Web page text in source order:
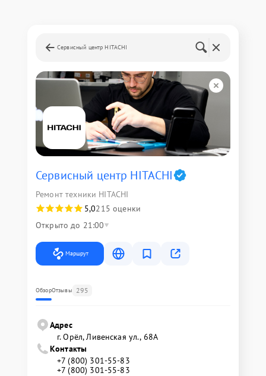
Сервисный центр HITACHI
Сервисный центр HITACHI
Ремонт техники HITACHI
5,0215 оценки
Открыто до 21:00
Маршрут
ОбзорОтзывы 295
Адрес
г. Орёл, Ливенская ул., 68А
Контакты
+7 (800) 301-55-83
+7 (800) 301-55-83